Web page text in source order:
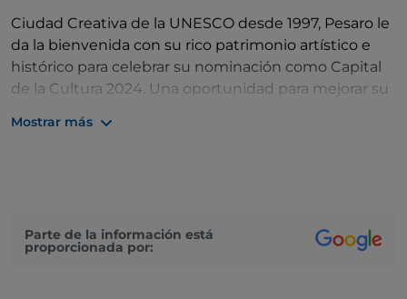
Ciudad Creativa de la UNESCO desde 1997, Pesaro le
da la bienvenida con su rico patrimonio artístico e
histórico para celebrar su nominación como Capital
de la Cultura 2024. Una oportunidad para mejorar su
Mostrar más
Parte de la información está
proporcionada por: